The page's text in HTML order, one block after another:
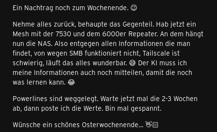
Ein Nachtrag noch zum Wochenende. 😉
Nehme alles zurück, behaupte das Gegenteil. Hab jetzt ein
Mesh mit der 7530 und dem 6000er Repeater. An dem hängt
nun die NAS. Also entgegen allen Informationen die man
findet, von wegen SMB funktioniert nicht, Tailscale ist
schwierig, läuft das alles wunderbar. 😅 Der KI muss ich
meine Informationen auch noch mitteilen, damit die noch
was lernen kann. 😂
Powerlines sind weggelegt. Warte jetzt mal die 2-3 Wochen
ab, dann poste ich die Werte. Bin mal gespannt.
Wünsche ein schönes Osterwochenende… 👋🏻